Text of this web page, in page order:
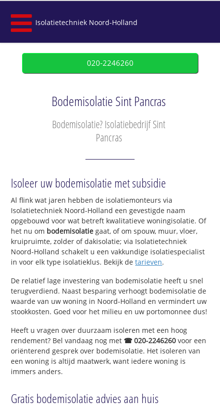
Isolatietechniek Noord-Holland
020-2246260
Bodemisolatie Sint Pancras
Bodemisolatie? Isolatiebedrijf Sint
Pancras
Isoleer uw bodemisolatie met subsidie
Al flink wat jaren hebben de isolatiemonteurs via
Isolatietechniek Noord-Holland een gevestigde naam
opgebouwd voor wat betreft kwalitatieve woningisolatie. Of
het nu om bodemisolatie gaat, of om spouw, muur, vloer,
kruipruimte, zolder of dakisolatie; via Isolatietechniek
Noord-Holland schakelt u een vakkundige isolatiespecialist
in voor elk type isolatieklus. Bekijk detarieven.
De relatief lage investering van bodemisolatie heeft u snel
terugverdiend. Naast besparing verhoogt bodemisolatie de
waarde van uw woning in Noord-Holland en vermindert uw
stookkosten. Goed voor het milieu en uw portomonnee dus!
Heeft u vragen over duurzaam isoleren met een hoog
rendement? Bel vandaag nog met ☎ 020-2246260 voor een
oriënterend gesprek over bodemisolatie. Het isoleren van
een woning is altijd maatwerk, want iedere woning is
immers anders.
Gratis bodemisolatie advies aan huis